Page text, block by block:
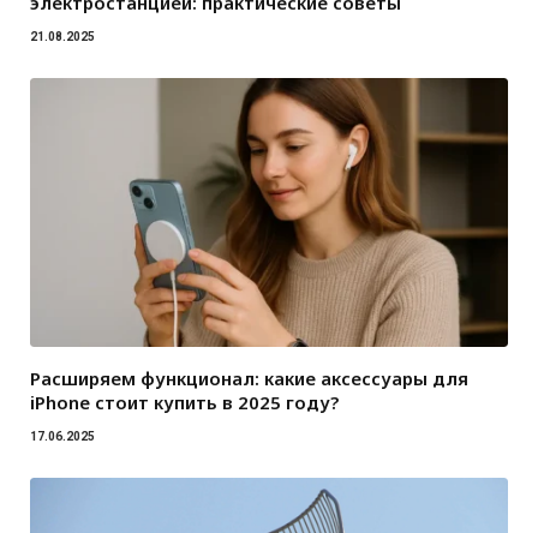
21.08.2025
Расширяем функционал: какие аксессуары для
iPhone стоит купить в 2025 году?
17.06.2025